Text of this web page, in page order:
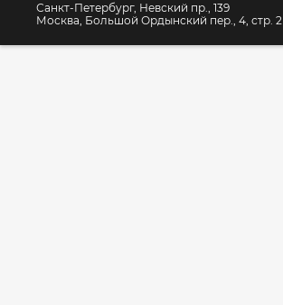
Санкт-Петербург, Невский пр., 139
Москва, Большой Ордынский пер., 4, стр. 2